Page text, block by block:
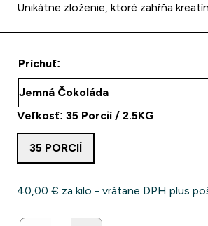
Unikátne zloženie, ktoré zahŕňa
Príchuť:
Veľkosť: 35 Porcií / 2.5KG
35 PORCIÍ
40,00 €‎ za kilo - vrátane DPH plus